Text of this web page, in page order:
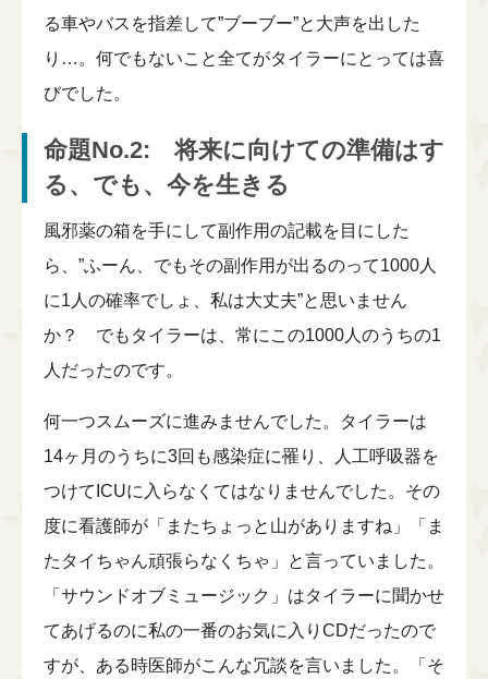
る車やバスを指差して”ブーブー”と大声を出した
り…。何でもないこと全てがタイラーにとっては喜
びでした。
命題No.2: 将来に向けての準備はす
る、でも、今を生きる
風邪薬の箱を手にして副作用の記載を目にした
ら、”ふーん、でもその副作用が出るのって1000人
に1人の確率でしょ、私は大丈夫”と思いません
か？ でもタイラーは、常にこの1000人のうちの1
人だったのです。
何一つスムーズに進みませんでした。タイラーは
14ヶ月のうちに3回も感染症に罹り、人工呼吸器を
つけてICUに入らなくてはなりませんでした。その
度に看護師が「またちょっと山がありますね」「ま
たタイちゃん頑張らなくちゃ」と言っていました。
「サウンドオブミュージック」はタイラーに聞かせ
てあげるのに私の一番のお気に入りCDだったので
すが、ある時医師がこんな冗談を言いました。「そ